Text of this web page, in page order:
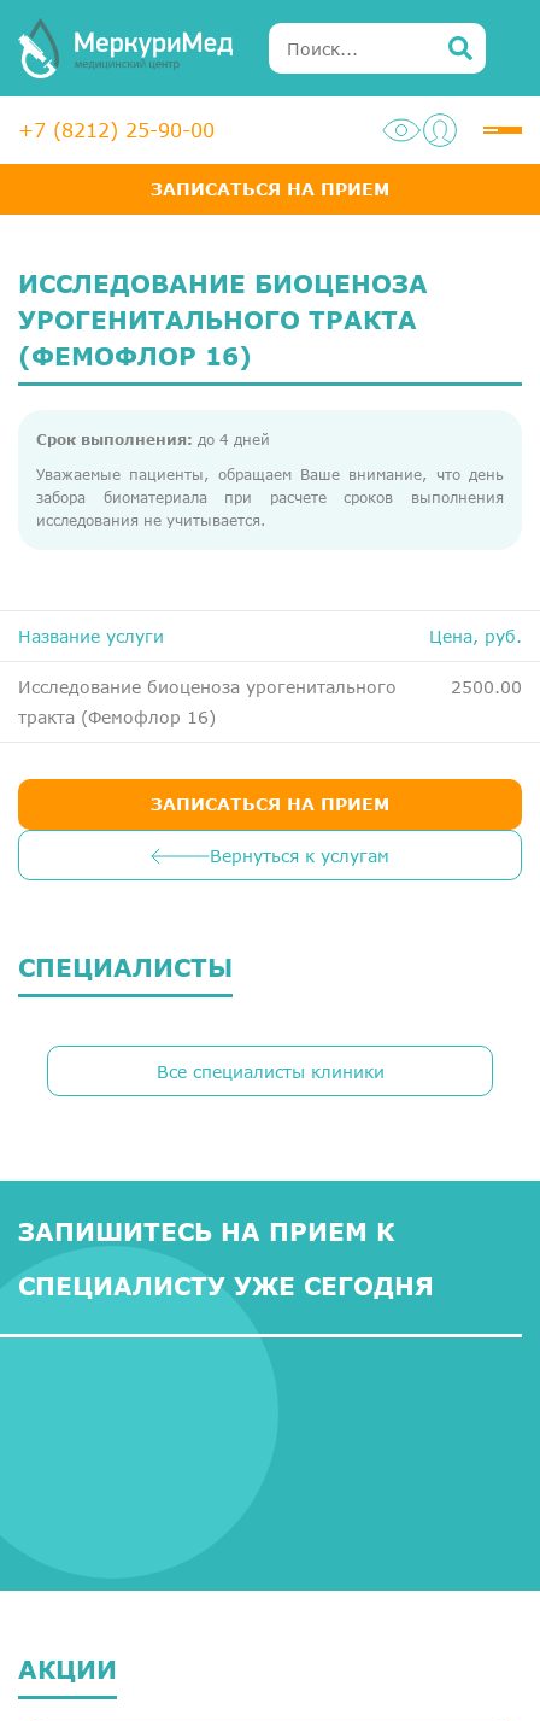
+7 (8212) 25-90-00
ЗАПИСАТЬСЯ НА ПРИЕМ
Услуги
Диагностика
Медосмотры для справок
Анализы
Чекапы
Контакты
Справка для налоговой
ИССЛЕДОВАНИЕ БИОЦЕНОЗА
УРОГЕНИТАЛЬНОГО ТРАКТА
(ФЕМОФЛОР 16)
Срок выполнения: до 4 дней
Уважаемые пациенты, обращаем Ваше внимание, что день
забора биоматериала при расчете сроков выполнения
исследования не учитывается.
Название услуги Цена, руб.
Исследование биоценоза урогенитального
тракта (Фемофлор 16)
2500.00
Вернуться к услугам
ЗАПИСАТЬСЯ НА ПРИЕМ
СПЕЦИАЛИСТЫ
Все специалисты клиники
ЗАПИШИТЕСЬ НА ПРИЕМ К
СПЕЦИАЛИСТУ УЖЕ СЕГОДНЯ
АКЦИИ